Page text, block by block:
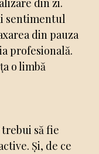
din zi.
sentimentul
din pauza
profesională.
o limbă
să fie
Și, de ce